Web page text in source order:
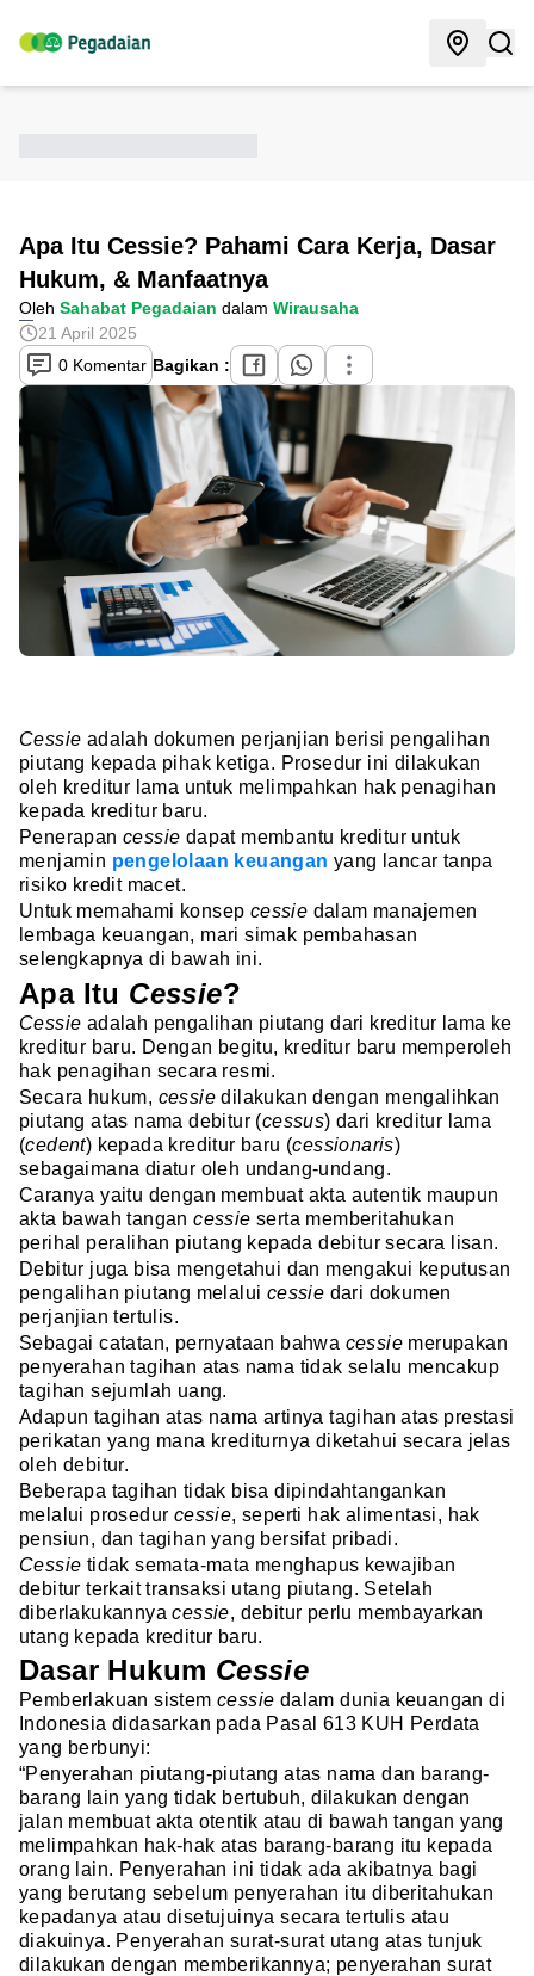
Apa Itu Cessie? Pahami Cara Kerja, Dasar
Hukum, & Manfaatnya
Oleh Sahabat Pegadaian dalam Wirausaha
21 April 2025
0 Komentar Bagikan :
Cessie adalah dokumen perjanjian berisi pengalihan
piutang kepada pihak ketiga. Prosedur ini dilakukan
oleh kreditur lama untuk melimpahkan hak penagihan
kepada kreditur baru.
Penerapan cessie dapat membantu kreditur untuk
menjamin pengelolaan keuangan yang lancar tanpa
risiko kredit macet.
Untuk memahami konsep cessie dalam manajemen
lembaga keuangan, mari simak pembahasan
selengkapnya di bawah ini.
Apa Itu Cessie?
Cessie adalah pengalihan piutang dari kreditur lama ke
kreditur baru. Dengan begitu, kreditur baru memperoleh
hak penagihan secara resmi.
Secara hukum, cessie dilakukan dengan mengalihkan
piutang atas nama debitur (cessus) dari kreditur lama
(cedent) kepada kreditur baru (cessionaris)
sebagaimana diatur oleh undang-undang.
Caranya yaitu dengan membuat akta autentik maupun
akta bawah tangancessie serta memberitahukan
perihal peralihan piutang kepada debitur secara lisan.
Debitur juga bisa mengetahui dan mengakui keputusan
pengalihan piutang melalui cessie dari dokumen
perjanjian tertulis.
Sebagai catatan, pernyataan bahwa cessie merupakan
penyerahan tagihan atas nama tidak selalu mencakup
tagihan sejumlah uang.
Adapun tagihan atas nama artinya tagihan atas prestasi
perikatan yang mana krediturnya diketahui secara jelas
oleh debitur.
Beberapa tagihan tidak bisa dipindahtangankan
melalui prosedur cessie, seperti hak alimentasi, hak
pensiun, dan tagihan yang bersifat pribadi.
Cessie tidak semata-mata menghapus kewajiban
debitur terkait transaksi utang piutang. Setelah
diberlakukannyacessie, debitur perlu membayarkan
utang kepada kreditur baru.
Dasar Hukum Cessie
Pemberlakuan sistem cessie dalam dunia keuangan di
Indonesia didasarkan pada Pasal 613 KUH Perdata
yang berbunyi:
“Penyerahan piutang-piutang atas nama dan barang-
barang lain yang tidak bertubuh, dilakukan dengan
jalan membuat akta otentik atau di bawah tangan yang
melimpahkan hak-hak atas barang-barang itu kepada
orang lain. Penyerahan ini tidak ada akibatnya bagi
yang berutang sebelum penyerahan itu diberitahukan
kepadanya atau disetujuinya secara tertulis atau
diakuinya. Penyerahan surat-surat utang atas tunjuk
dilakukan dengan memberikannya; penyerahan surat